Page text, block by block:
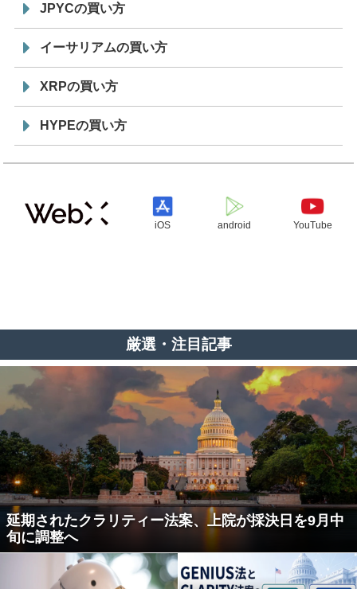
JPYCの買い方
イーサリアムの買い方
XRPの買い方
HYPEの買い方
iOS android YouTube
厳選・注目記事
延期されたクラリティー法案、上院が採決日を9月中
旬に調整へ